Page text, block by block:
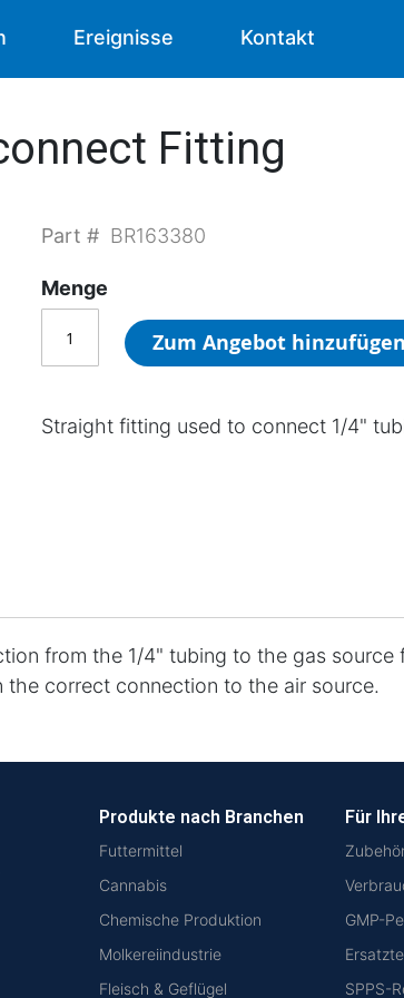
Ereignisse Kontakt
Fitting
Part # BR163380
Menge
Zum Angebot hinzufügen
Straight fitting used to connect 1/4"
from the 1/4" tubing to the gas
correct connection to the air source.
Produkte nach Branchen
Futtermittel
Cannabis
Chemische Produktion
Molkereiindustrie
Fleisch & Geflügel
Für
GMP-
SPPS-